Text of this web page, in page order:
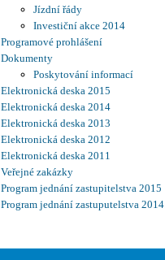
Jízdní řády
Investiční akce 2014
Programové prohlášení
Dokumenty
Poskytování informací
Elektronická deska 2015
Elektronická deska 2014
Elektronická deska 2013
Elektronická deska 2012
Elektronická deska 2011
Veřejné zakázky
Program jednání zastupitelstva 2015
Program jednání zastuputelstva 2014